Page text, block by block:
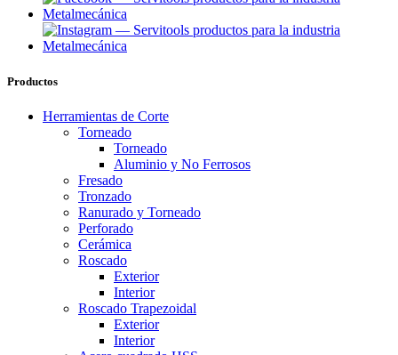
Productos
Herramientas de Corte
Torneado
Torneado
Aluminio y No Ferrosos
Fresado
Tronzado
Ranurado y Torneado
Perforado
Cerámica
Roscado
Exterior
Interior
Roscado Trapezoidal
Exterior
Interior